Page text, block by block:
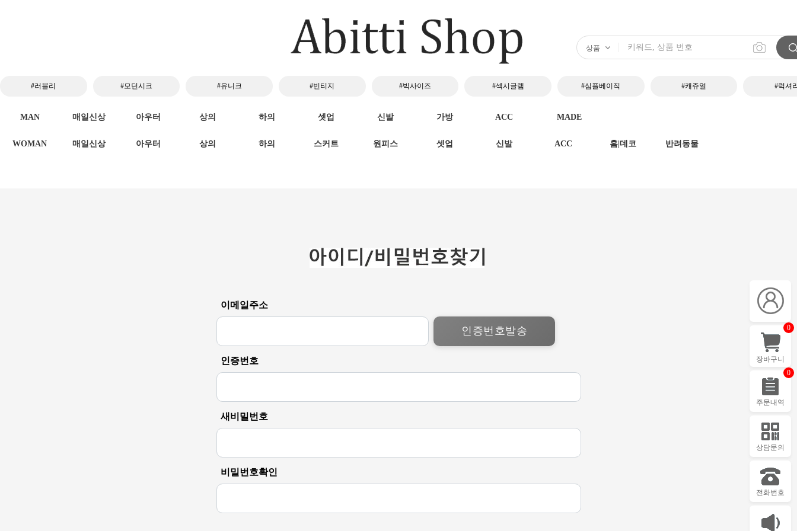
#러블리 #모던시크 #유니크 #빈티지 #빅사이즈 #섹시글램 #심플베이직 #캐쥬얼 #럭셔
MAN 매일신상 아우터 상의 하의 셋업 신발 가방 ACC MADE
WOMAN 매일신상 아우터 상의 하의 스커트 원피스 셋업 신발 ACC 홈|데코 반려동물
이메일주소
인증번호
새비밀번호
비밀번호확인
장바구니
0
주문내역
0
상담문의
전화번호